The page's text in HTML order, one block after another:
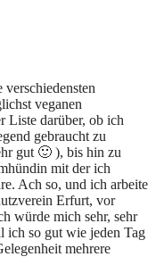
veganen
Liste darüber, ob ich
gebraucht zu
gut 🙂 ), bis hin zu
mit der ich
Ach so, und ich arbeite
Erfurt, vor
würde mich sehr, sehr
ich so gut wie jeden Tag
mehrere